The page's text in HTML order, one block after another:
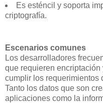
Es esténcil y soporta
criptografía.
Escenarios comunes
Los desarrolladores
que requieren
cumplir los requerimientos
Tanto los datos que son
aplicaciones como la